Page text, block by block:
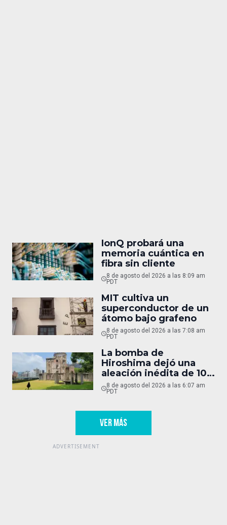
IonQ probará una
memoria cuántica en
fibra sin cliente
8 de agosto del 2026 a las 8:09 am
PDT
MIT cultiva un
superconductor de un
átomo bajo grafeno
8 de agosto del 2026 a las 7:08 am
PDT
La bomba de
Hiroshima dejó una
aleación inédita de 10
micras
8 de agosto del 2026 a las 6:07 am
PDT
VER MÁS